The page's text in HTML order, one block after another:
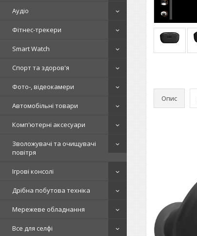
Аудіо
Фітнес-трекери
Smart Watch
Спорт та здоров'я
Фото-, відеокамери
Автомобільні товари
Комп'ютерні аксесуари
Зволожувачі та очищувачі
повітря
Ігрові консолі
Дрібна побутова техніка
Мережеве обладнання
Все для селфі
Опис